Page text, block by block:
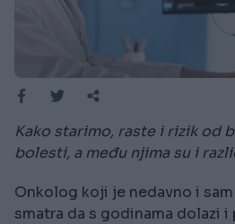
Kako starimo, raste i rizik od
bolesti, a među njima su i
Onkolog koji je nedavno i
smatra da s godinama dolazi i